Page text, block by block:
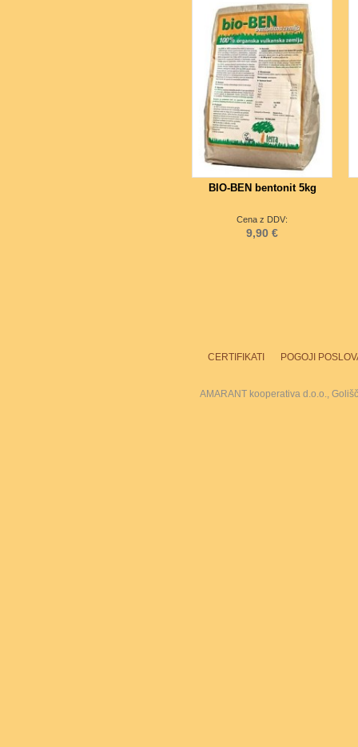
BIO-BEN bentonit 5kg
Cena z DDV:
9,90 €
CERTIFIKATI POGOJI
AMARANT kooperativa d.o.o.,